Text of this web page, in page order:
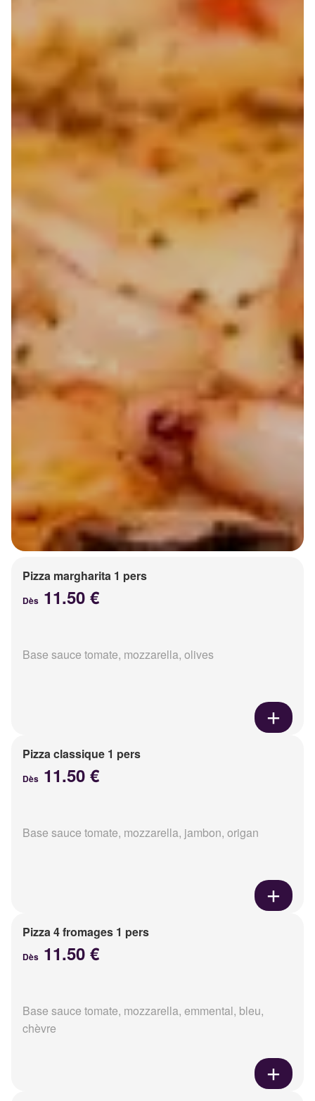
Pizza margharita 1 pers
Dès 11.50 €
Base sauce tomate, mozzarella, olives
Pizza classique 1 pers
Dès 11.50 €
Base sauce tomate, mozzarella, jambon, origan
Pizza 4 fromages 1 pers
Dès 11.50 €
Base sauce tomate, mozzarella, emmental, bleu,
chèvre